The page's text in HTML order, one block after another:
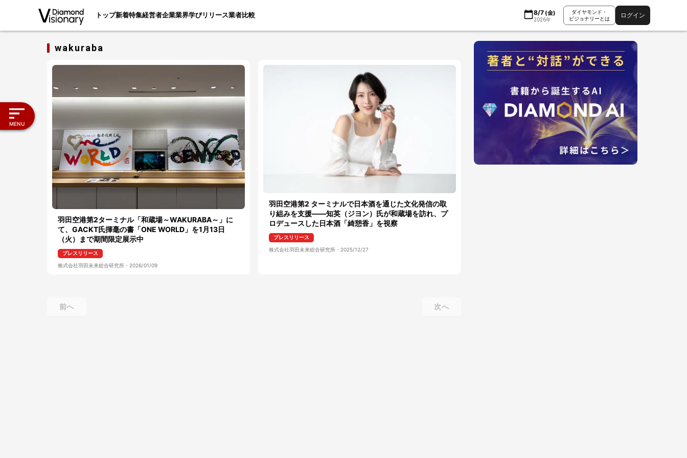
トップ新着特集経営者企業業界学びリリース業者比較 8/7 (金)
2026年
ダイヤモンド・
ビジョナリーとは
ログイン
MENU
wakuraba
羽田空港第2ターミナル「和蔵場～WAKURABA～」に
て、GACKT氏揮毫の書「ONE WORLD」を1月13日
（火）まで期間限定展示中
プレスリリース
株式会社羽田未来総合研究所 ・ 2026/01/09
羽田空港第2 ターミナルで日本酒を通じた文化発信の取
り組みを支援――知英（ジヨン）氏が和蔵場を訪れ、プ
ロデュースした日本酒「綺憩香」を視察
プレスリリース
株式会社羽田未来総合研究所 ・ 2025/12/27
前へ 次へ